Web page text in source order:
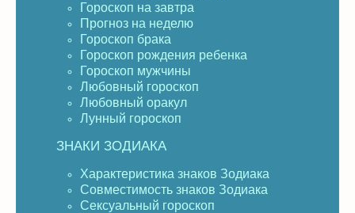
Гороскоп на завтра
Прогноз на неделю
Гороскоп брака
Гороскоп рождения ребенка
Гороскоп мужчины
Любовный гороскоп
Любовный оракул
Лунный гороскоп
ЗНАКИ ЗОДИАКА
Характеристика знаков Зодиака
Совместимость знаков Зодиака
Сексуальный гороскоп